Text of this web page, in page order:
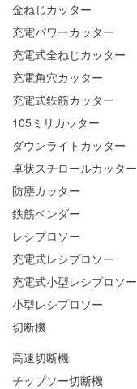
金ねじカッター
充電パワーカッター
充電式全ねじカッター
充電角穴カッター
充電式鉄筋カッター
105ミリカッター
ダウンライトカッター
卓状スチロールカッター
防塵カッター
鉄筋ベンダー
レシプロソー
充電式レシプロソー
充電式小型レシプロソー
小型レシプロソー
切断機
高速切断機
チップソー切断機